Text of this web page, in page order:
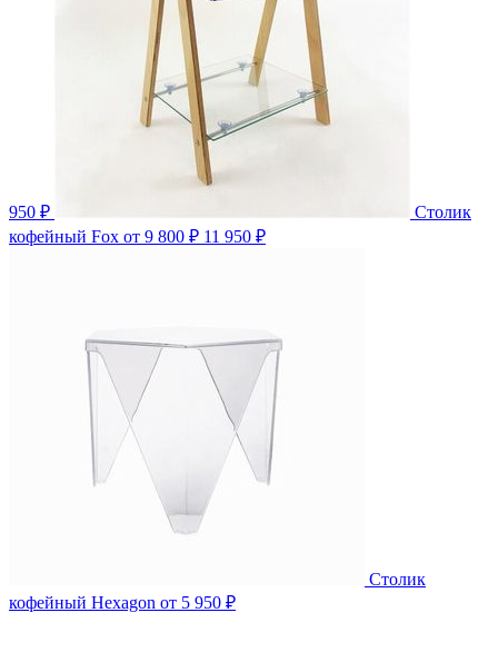
950 ₽
Столик
кофейный Fox от 9 800 ₽ 11 950 ₽
Столик
кофейный Hexagon от 5 950 ₽